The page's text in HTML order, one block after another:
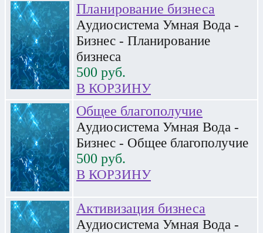
Планирование бизнеса
Аудиосистема Умная Вода -
Бизнес - Планирование
бизнеса
500 руб.
В КОРЗИНУ
Общее благополучие
Аудиосистема Умная Вода -
Бизнес - Общее благополучие
500 руб.
В КОРЗИНУ
Активизация бизнеса
Аудиосистема Умная Вода -